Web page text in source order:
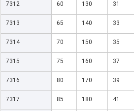
7312 60 130 31
7313 65 140 33
7314 70 150 35
7315 75 160 37
7316 80 170 39
7317 85 180 41